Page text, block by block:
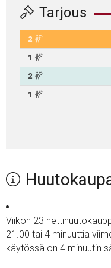
Tarjous
2
1
2
1
Viikon 23
21.00 tai 4 minuuttia
käytössä on 4 minuutin